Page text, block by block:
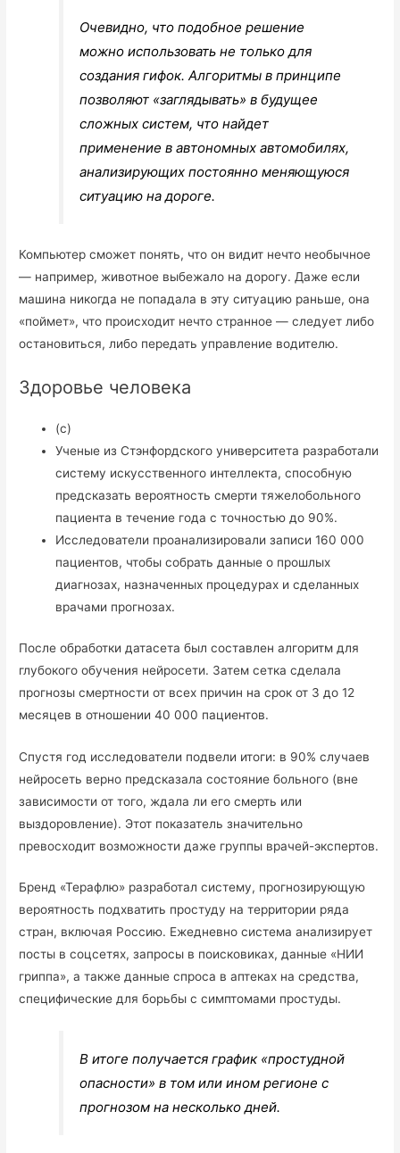
Очевидно, что подобное решение
можно использовать не только для
создания гифок. Алгоритмы в принципе
позволяют «заглядывать» в будущее
сложных систем, что найдет
применение в автономных автомобилях,
анализирующих постоянно меняющуюся
ситуацию на дороге.
Компьютер сможет понять, что он видит нечто необычное
— например, животное выбежало на дорогу. Даже если
машина никогда не попадала в эту ситуацию раньше, она
«поймет», что происходит нечто странное — следует либо
остановиться, либо передать управление водителю.
Здоровье человека
(с)
Ученые из Стэнфордского университета разработали
систему искусственного интеллекта, способную
предсказать вероятность смерти тяжелобольного
пациента в течение года с точностью до 90%.
Исследователи проанализировали записи 160 000
пациентов, чтобы собрать данные о прошлых
диагнозах, назначенных процедурах и сделанных
врачами прогнозах.
После обработки датасета был составлен алгоритм для
глубокого обучения нейросети. Затем сетка сделала
прогнозы смертности от всех причин на срок от 3 до 12
месяцев в отношении 40 000 пациентов.
Спустя год исследователи подвели итоги: в 90% случаев
нейросеть верно предсказала состояние больного (вне
зависимости от того, ждала ли его смерть или
выздоровление). Этот показатель значительно
превосходит возможности даже группы врачей-экспертов.
Бренд «Терафлю» разработал систему, прогнозирующую
вероятность подхватить простуду на территории ряда
стран, включая Россию. Ежедневно система анализирует
посты в соцсетях, запросы в поисковиках, данные «НИИ
гриппа», а также данные спроса в аптеках на средства,
специфические для борьбы с симптомами простуды.
В итоге получается график «простудной
опасности» в том или ином регионе с
прогнозом на несколько дней.